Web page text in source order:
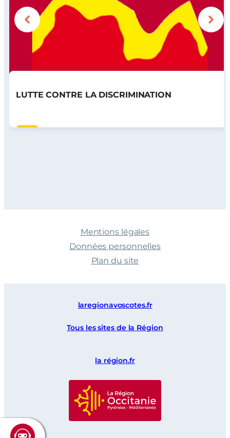
LUTTE CONTRE LA DISCRIMINATION
Mentions légales
Données personnelles
Plan du site
laregionavoscotes.fr
Tous les sites de la Région
la région.fr